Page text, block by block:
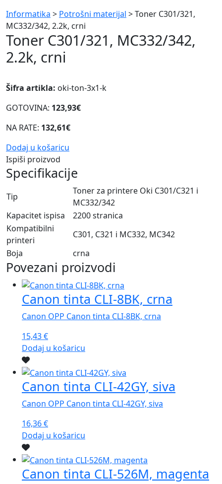
Informatika > Potrošni materijal > Toner C301/321,
MC332/342, 2.2k, crni
Toner C301/321, MC332/342,
2.2k, crni
Šifra artikla: oki-ton-3x1-k
GOTOVINA: 123,93€
NA RATE: 132,61€
Dodaj u košaricu
Ispiši proizvod
Specifikacije
Tip
Toner za printere Oki C301/C321 i
MC332/342
Kapacitet ispisa
2200 stranica
Kompatibilni
printeri
C301, C321 i MC332, MC342
Boja
crna
Povezani proizvodi
Canon tinta CLI-8BK, crna
Canon OPP Canon tinta CLI-8BK, crna
15,43€
Dodaj u košaricu
Canon tinta CLI-42GY, siva
Canon OPP Canon tinta CLI-42GY, siva
16,36€
Dodaj u košaricu
Canon tinta CLI-526M, magenta